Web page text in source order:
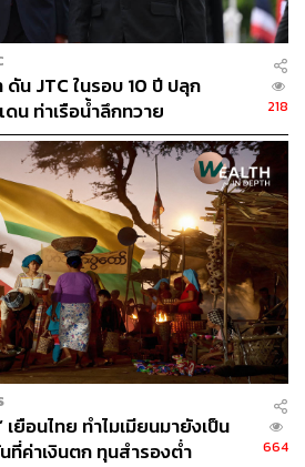
ามใส่ใจในการสร้างความสุขที่
ะหลังการเกษียณอายุไปแล้ว ผ่าน
สร้างเสริมทักษะรอบด้านทั้ง
ะแห่งอนาคต และทักษะอาชีพอื่นๆ
นื่อง
Partner)บริษัทฯ ยังมีที่
ละพาร์ตเนอร์ที่แข็งแกร่งจาก
Partner) เพื่อให้เข้าถึง
างแท้จริง (Democratizing
ร้างนวัตกรรมร่วมกับพาร์ตเนอร์ขอ
นื่อง เพื่อเพิ่มศักยภาพในการบริการ
คชันและเครื่องมือดิจิทัลที่ล้ำสมัย
ทำงานอัตโนมัติ และทีมสนับสนุนที่
ความสามารถในด้านต่างๆ
ดัน JTC ในรอบ 10 ปี ปลุก
ดน ท่าเรือน้ำลึกทวาย
218
เยือนไทย ทำไมเมียนมายังเป็น
ที่ค่าเงินตก ทุนสำรองต่ำ
664